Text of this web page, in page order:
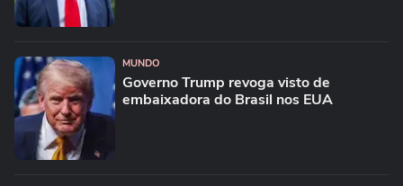
MUNDO
Governo Trump revoga visto de
embaixadora do Brasil nos EUA